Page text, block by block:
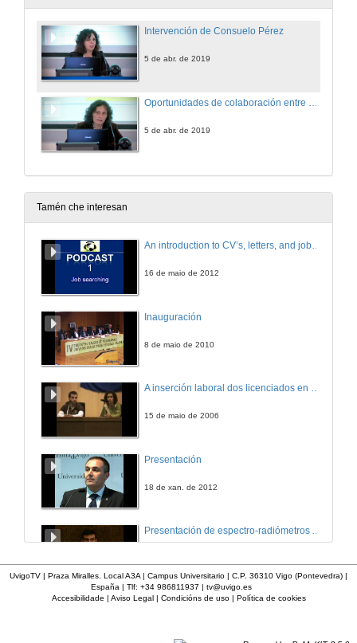
Intervención de Consuelo Pérez
5 de abr. de 2019
5 de abr. de 2019
Tamén che interesan
An introduction to CV’s, letters, and job searching
16 de maio de 2012
Inauguración
8 de maio de 2010
A inserción laboral dos licenciados en Ciencias do Mar: a carreira investigadora
15 de maio de 2006
Presentación
18 de xan. de 2012
Presentación de espectro-radiómetros ASD
Palestra COEGT
UvigoTV | Praza Miralles. Local A3A | Campus Universitario | C.P. 36310 Vigo (Pontevedra) |
España | Tlf: +34 986811937 | tv@uvigo.es
Accesibilidade | Aviso Legal| Condicións de uso| Política de cookies